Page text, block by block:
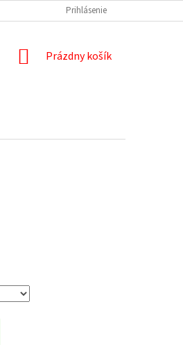
REKLAMÁCIA
Prihlásenie
NÁKUPNÝ
Prázdny košík